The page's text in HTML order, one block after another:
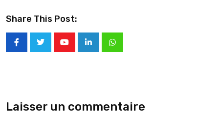
Share This Post:
Laisser un commentaire